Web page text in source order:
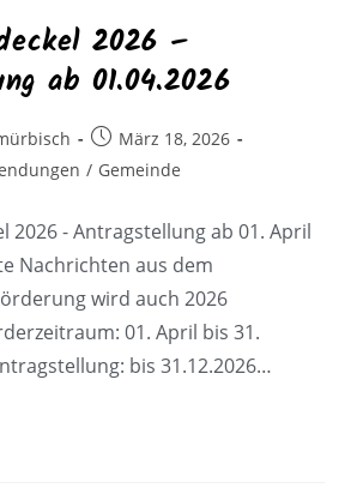
2026 –
ab 01.04.2026
März 18, 2026
/ Gemeinde
2026 - Antragstellung ab 01. April
Nachrichten aus dem
wird auch 2026
01. April bis 31.
bis 31.12.2026…